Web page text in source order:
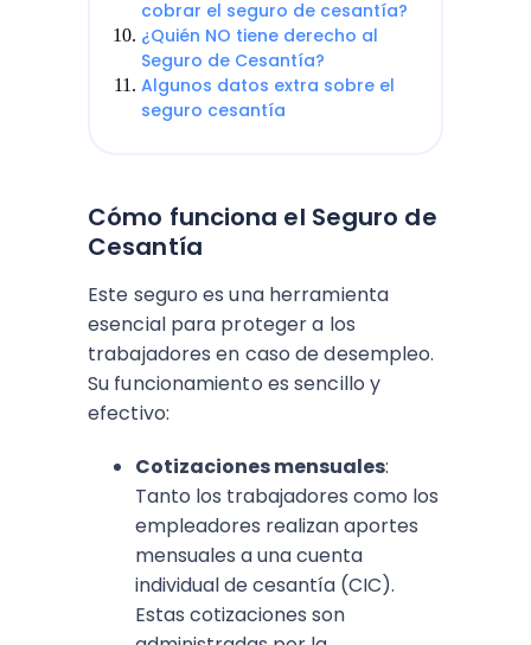
cobrar el seguro de cesantía?
¿Quién NO tiene derecho al
Seguro de Cesantía?
Algunos datos extra sobre el
seguro cesantía
Cómo funciona el Seguro de
Cesantía
Este seguro es una herramienta
esencial para proteger a los
trabajadores en caso de desempleo.
Su funcionamiento es sencillo y
efectivo:
Cotizaciones mensuales:
Tanto los trabajadores como los
empleadores realizan aportes
mensuales a una cuenta
individual de cesantía (CIC).
Estas cotizaciones son